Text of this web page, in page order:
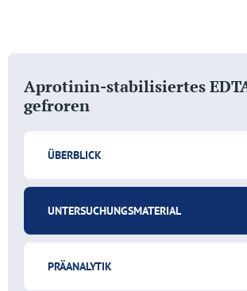
Aprotinin-stabilisiertes
gefroren
ÜBERBLICK
UNTERSUCHUNGSMATERIAL
PRÄANALYTIK